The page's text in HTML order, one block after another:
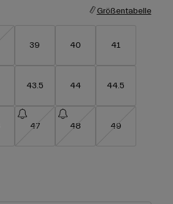
Größentabelle
39 40 41
43.5 44 44.5
47 48 49